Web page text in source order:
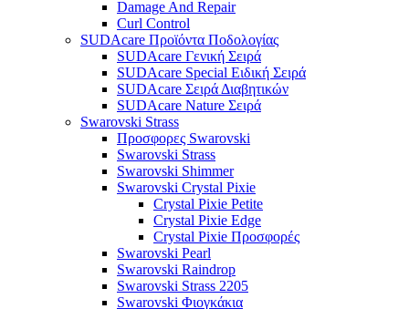
Damage And Repair
Curl Control
SUDAcare Προϊόντα Ποδολογίας
SUDAcare Γενική Σειρά
SUDAcare Special Ειδική Σειρά
SUDAcare Σειρά Διαβητικών
SUDAcare Nature Σειρά
Swarovski Strass
Προσφορες Swarovski
Swarovski Strass
Swarovski Shimmer
Swarovski Crystal Pixie
Crystal Pixie Petite
Crystal Pixie Edge
Crystal Pixie Προσφορές
Swarovski Pearl
Swarovski Raindrop
Swarovski Strass 2205
Swarovski Φιογκάκια